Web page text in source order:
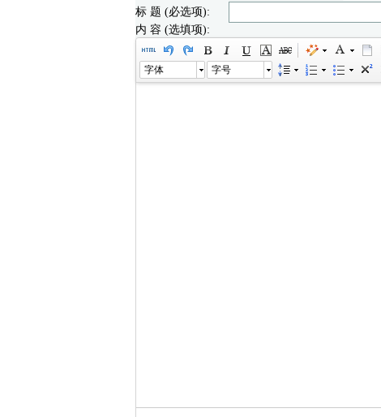
标 题 (必选项):
内 容 (选填项):
字体 字号